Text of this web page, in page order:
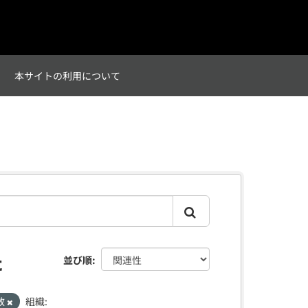
本サイトの利用について
並び順
組織: